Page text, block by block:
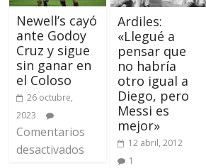
Newell’s cayó
ante Godoy
Cruz y sigue
sin ganar en
el Coloso
26 octubre,
2023
Comentarios
desactivados
Ardiles:
«Llegué a
pensar que
no habría
otro igual a
Diego, pero
Messi es
mejor»
12 abril, 2012
1